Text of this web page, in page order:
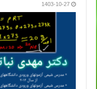
1403-10-27